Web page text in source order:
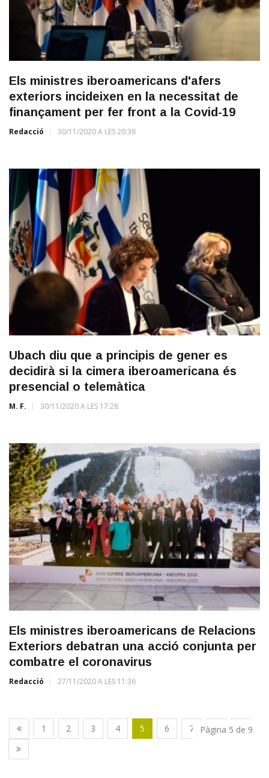
Els ministres iberoamericans d'afers
exteriors incideixen en la necessitat de
finançament per fer front a la Covid-19
Redacció 30/11/2020 A LES 20:38
Ubach diu que a principis de gener es
decidirà si la cimera iberoamericana és
presencial o telemàtica
M. F. 30/11/2020 A LES 17:28
Els ministres iberoamericans de Relacions
Exteriors debatran una acció conjunta per
combatre el coronavirus
Redacció 27/11/2020 A LES 11:36
1 2 3 4 5 6 7 8 9
Pàgina 5 de 9